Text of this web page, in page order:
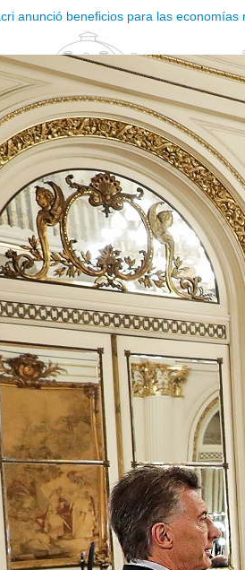
anunció beneficios para las economías